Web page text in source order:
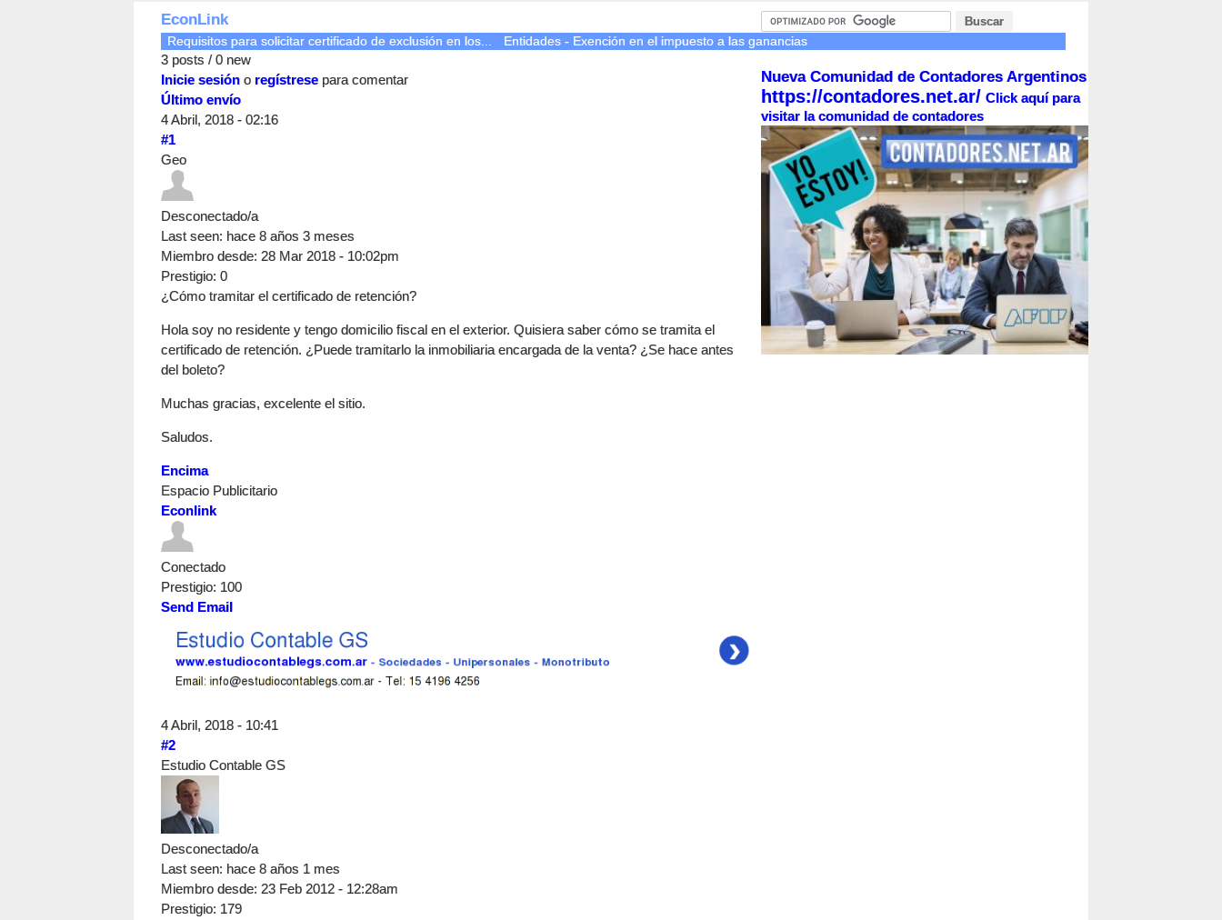
EconLink
Requisitos para solicitar certificado de exclusión en los... Entidades - Exención en el impuesto a las ganancias
3 posts / 0 new
Inicie sesión o regístrese para comentar
Último envío
4 Abril, 2018 - 02:16
#1
Geo
Desconectado/a
Last seen: hace 8 años 3 meses
Miembro desde: 28 Mar 2018 - 10:02pm
Prestigio: 0
¿Cómo tramitar el certificado de retención?
Hola soy no residente y tengo domicilio fiscal en el exterior. Quisiera saber cómo se tramita el
certificado de retención. ¿Puede tramitarlo la inmobiliaria encargada de la venta? ¿Se hace antes
del boleto?
Muchas gracias, excelente el sitio.
Saludos.
Encima
Espacio Publicitario
Econlink
Conectado
Prestigio: 100
Send Email
4 Abril, 2018 - 10:41
#2
Estudio Contable GS
Desconectado/a
Last seen: hace 8 años 1 mes
Miembro desde: 23 Feb 2012 - 12:28am
Prestigio: 179
Nueva Comunidad de Contadores Argentinos
https://contadores.net.ar/ Click aquí para
visitar la comunidad de contadores